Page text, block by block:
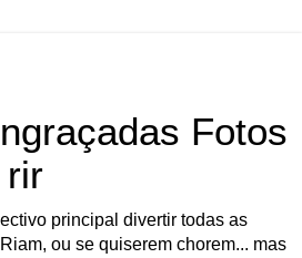
Fotos
rir
principal divertir todas as
ou se quiserem chorem... mas